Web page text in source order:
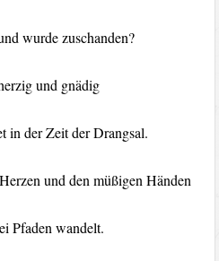
wurde zuschanden?
und gnädig
in der Zeit der Drangsal.
und den müßigen Händen
Pfaden wandelt.